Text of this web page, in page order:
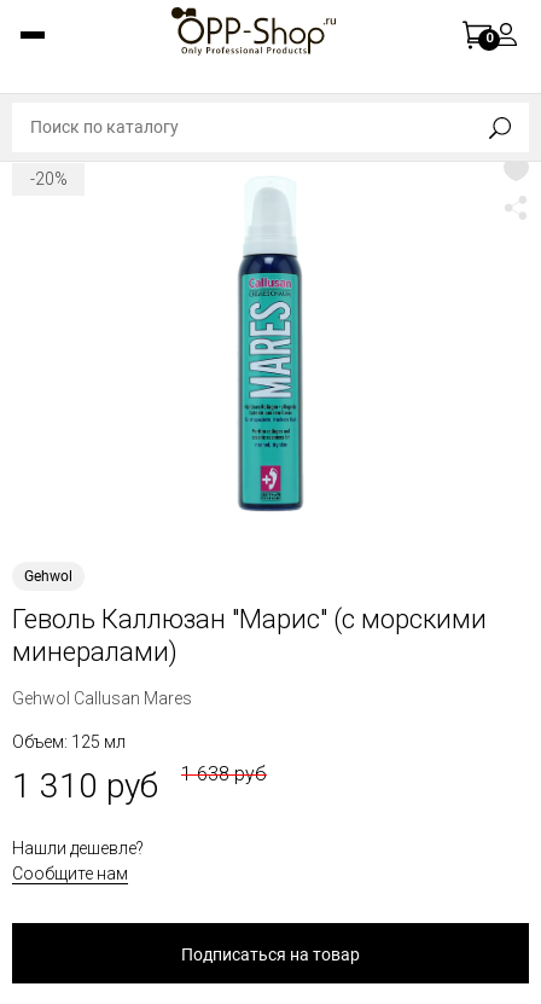
0
-20%
Gehwol
Геволь Каллюзан "Марис" (с морскими
минералами)
Gehwol Callusan Mares
Объем: 125 мл
1 310 руб 1 638 руб
Нашли дешевле?
Сообщите нам
Подписаться на товар